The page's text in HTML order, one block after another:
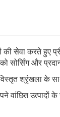
सेवा करते हुए
सोर्सिंग और
विस्तृत श्रृंखला के
वांछित